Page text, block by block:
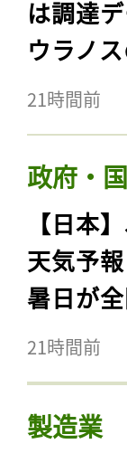
は調達
ウラノ
21時間前
政府・
【日本
天気予
暑日が
21時間前
製造業